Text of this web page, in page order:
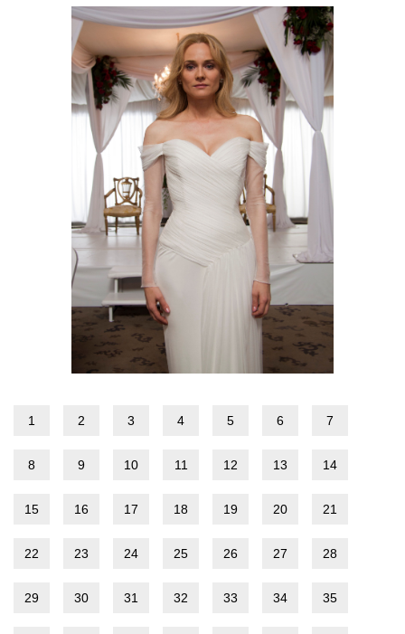
1 2 3 4 5 6 7
8 9 10 11 12 13 14
15 16 17 18 19 20 21
22 23 24 25 26 27 28
29 30 31 32 33 34 35